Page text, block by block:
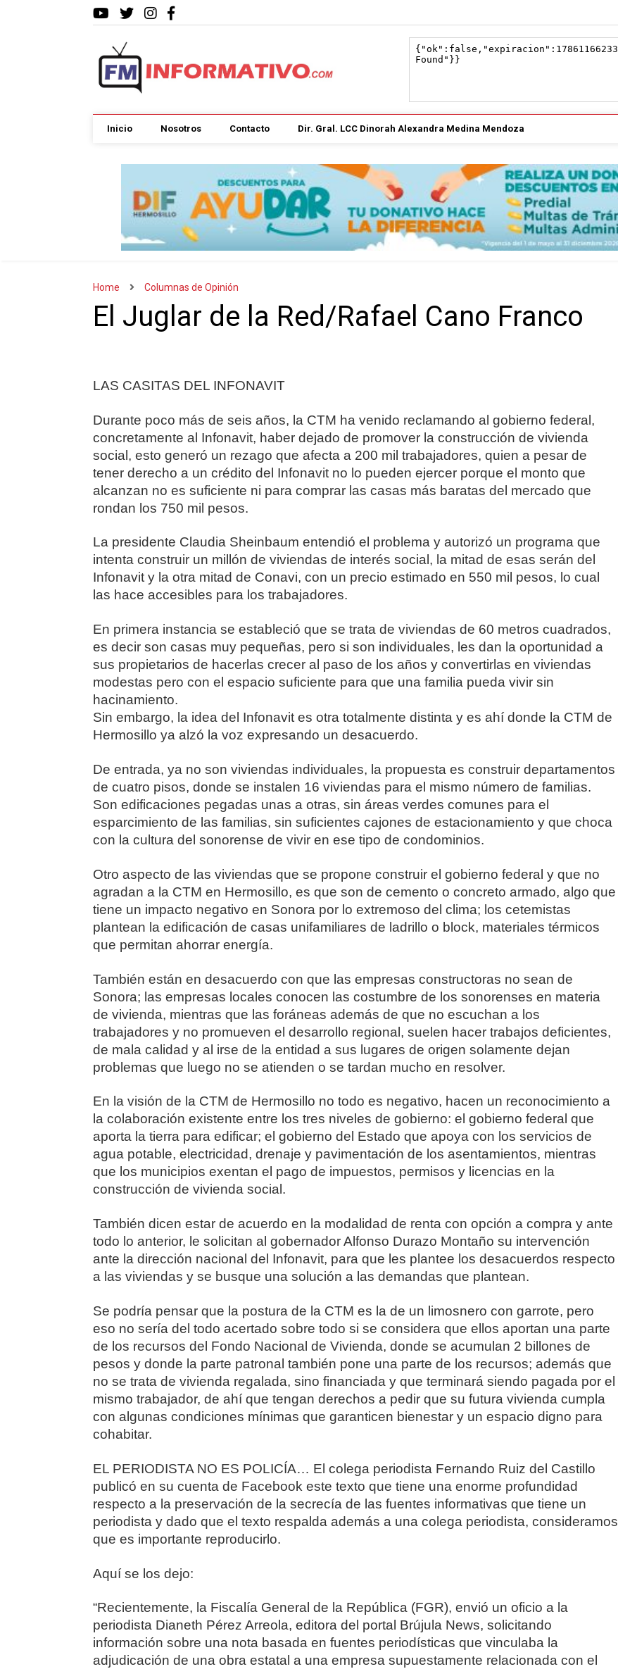
Inicio Nosotros Contacto Dir. Gral. LCC Dinorah Alexandra Medina Mendoza
Home Columnas de Opinión
El Juglar de la Red/Rafael Cano Franco
LAS CASITAS DEL INFONAVIT
Durante poco más de seis años, la CTM ha venido reclamando al gobierno federal,
concretamente al Infonavit, haber dejado de promover la construcción de vivienda
social, esto generó un rezago que afecta a 200 mil trabajadores, quien a pesar de
tener derecho a un crédito del Infonavit no lo pueden ejercer porque el monto que
alcanzan no es suficiente ni para comprar las casas más baratas del mercado que
rondan los 750 mil pesos.
La presidente Claudia Sheinbaum entendió el problema y autorizó un programa que
intenta construir un millón de viviendas de interés social, la mitad de esas serán del
Infonavit y la otra mitad de Conavi, con un precio estimado en 550 mil pesos, lo cual
las hace accesibles para los trabajadores.
En primera instancia se estableció que se trata de viviendas de 60 metros cuadrados,
es decir son casas muy pequeñas, pero si son individuales, les dan la oportunidad a
sus propietarios de hacerlas crecer al paso de los años y convertirlas en viviendas
modestas pero con el espacio suficiente para que una familia pueda vivir sin
hacinamiento.
Sin embargo, la idea del Infonavit es otra totalmente distinta y es ahí donde la CTM de
Hermosillo ya alzó la voz expresando un desacuerdo.
De entrada, ya no son viviendas individuales, la propuesta es construir departamentos
de cuatro pisos, donde se instalen 16 viviendas para el mismo número de familias.
Son edificaciones pegadas unas a otras, sin áreas verdes comunes para el
esparcimiento de las familias, sin suficientes cajones de estacionamiento y que choca
con la cultura del sonorense de vivir en ese tipo de condominios.
Otro aspecto de las viviendas que se propone construir el gobierno federal y que no
agradan a la CTM en Hermosillo, es que son de cemento o concreto armado, algo que
tiene un impacto negativo en Sonora por lo extremoso del clima; los cetemistas
plantean la edificación de casas unifamiliares de ladrillo o block, materiales térmicos
que permitan ahorrar energía.
También están en desacuerdo con que las empresas constructoras no sean de
Sonora; las empresas locales conocen las costumbre de los sonorenses en materia
de vivienda, mientras que las foráneas además de que no escuchan a los
trabajadores y no promueven el desarrollo regional, suelen hacer trabajos deficientes,
de mala calidad y al irse de la entidad a sus lugares de origen solamente dejan
problemas que luego no se atienden o se tardan mucho en resolver.
En la visión de la CTM de Hermosillo no todo es negativo, hacen un reconocimiento a
la colaboración existente entre los tres niveles de gobierno: el gobierno federal que
aporta la tierra para edificar; el gobierno del Estado que apoya con los servicios de
agua potable, electricidad, drenaje y pavimentación de los asentamientos, mientras
que los municipios exentan el pago de impuestos, permisos y licencias en la
construcción de vivienda social.
También dicen estar de acuerdo en la modalidad de renta con opción a compra y ante
todo lo anterior, le solicitan al gobernador Alfonso Durazo Montaño su intervención
ante la dirección nacional del Infonavit, para que les plantee los desacuerdos respecto
a las viviendas y se busque una solución a las demandas que plantean.
Se podría pensar que la postura de la CTM es la de un limosnero con garrote, pero
eso no sería del todo acertado sobre todo si se considera que ellos aportan una parte
de los recursos del Fondo Nacional de Vivienda, donde se acumulan 2 billones de
pesos y donde la parte patronal también pone una parte de los recursos; además que
no se trata de vivienda regalada, sino financiada y que terminará siendo pagada por el
mismo trabajador, de ahí que tengan derechos a pedir que su futura vivienda cumpla
con algunas condiciones mínimas que garanticen bienestar y un espacio digno para
cohabitar.
EL PERIODISTA NO ES POLICÍA… El colega periodista Fernando Ruiz del Castillo
publicó en su cuenta de Facebook este texto que tiene una enorme profundidad
respecto a la preservación de la secrecía de las fuentes informativas que tiene un
periodista y dado que el texto respalda además a una colega periodista, consideramos
que es importante reproducirlo.
Aquí se los dejo:
“Recientemente, la Fiscalía General de la República (FGR), envió un oficio a la
periodista Dianeth Pérez Arreola, editora del portal Brújula News, solicitando
información sobre una nota basada en fuentes periodísticas que vinculaba la
adjudicación de una obra estatal a una empresa supuestamente relacionada con el